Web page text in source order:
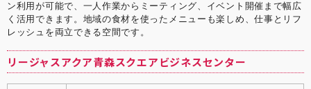
ン利用が可能で、一人作業からミーティング、イベント開催まで幅広
く活用できます。地域の食材を使ったメニューも楽しめ、仕事とリフ
レッシュを両立できる空間です。
リージャスアクア青森スクエアビジネスセンター